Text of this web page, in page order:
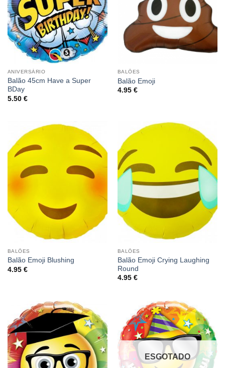
ANIVERSÁRIO
Balão 45cm Have a Super
BDay
5.50 €
BALÕES
Balão Emoji
4.95 €
BALÕES
Balão Emoji Blushing
4.95 €
BALÕES
Balão Emoji Crying Laughing
Round
4.95 €
ESGOTADO